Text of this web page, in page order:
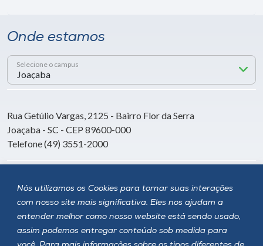
Nós utilizamos os Cookies para tornar suas interações
com nosso site mais significativa. Eles nos ajudam a
entender melhor como nosso website está sendo usado,
assim podemos entregar conteúdo sob medida para
Onde estamos
Selecione o campus
Rua Getúlio Vargas, 2125 - Bairro Flor da Serra
Joaçaba - SC - CEP 89600-000
Telefone (49) 3551-2000
Siga a Unoesc